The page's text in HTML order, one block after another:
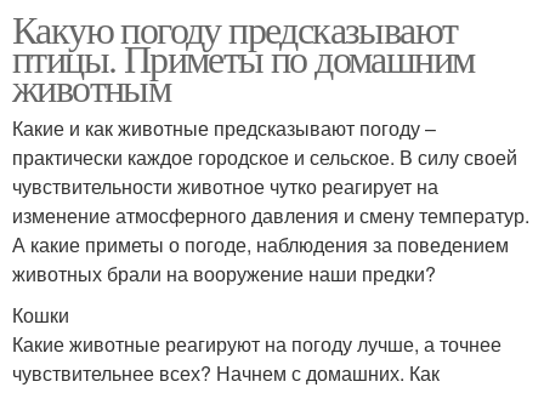
Какую погоду предсказывают
птицы. Приметы по домашним
животным
Какие и как животные предсказывают погоду –
практически каждое городское и сельское. В силу своей
чувствительности животное чутко реагирует на
изменение атмосферного давления и смену температур.
А какие приметы о погоде, наблюдения за поведением
животных брали на вооружение наши предки?
Кошки
Какие животные реагируют на погоду лучше, а точнее
чувствительнее всех? Начнем с домашних. Как